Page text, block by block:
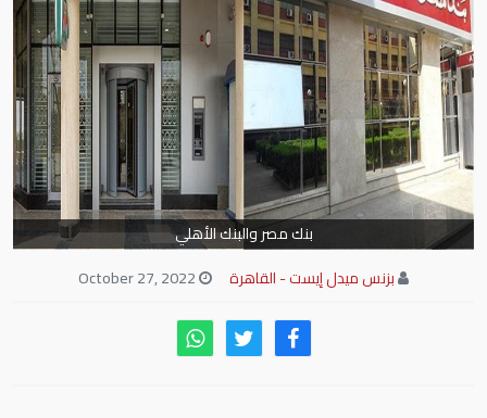
بنك مصر والبنك الأهلي
بزنس ميدل إيست - القاهرة